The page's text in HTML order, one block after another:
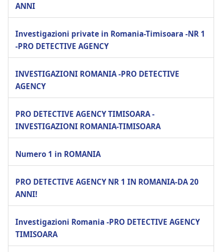
ANNI
Investigazioni private in Romania-Timisoara -NR 1
-PRO DETECTIVE AGENCY
INVESTIGAZIONI ROMANIA -PRO DETECTIVE
AGENCY
PRO DETECTIVE AGENCY TIMISOARA -
INVESTIGAZIONI ROMANIA-TIMISOARA
Numero 1 in ROMANIA
PRO DETECTIVE AGENCY NR 1 IN ROMANIA-DA 20
ANNI!
Investigazioni Romania -PRO DETECTIVE AGENCY
TIMISOARA